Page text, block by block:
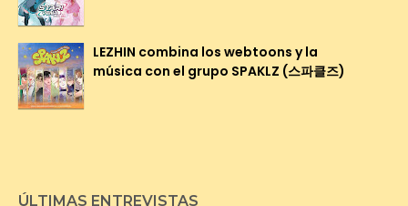
LEZHIN combina los webtoons y la
música con el grupo SPAKLZ (스파클즈)
ÚLTIMAS ENTREVISTAS